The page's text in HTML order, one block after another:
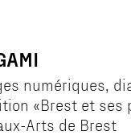
numériques,
«Brest et ses
Arts de Brest